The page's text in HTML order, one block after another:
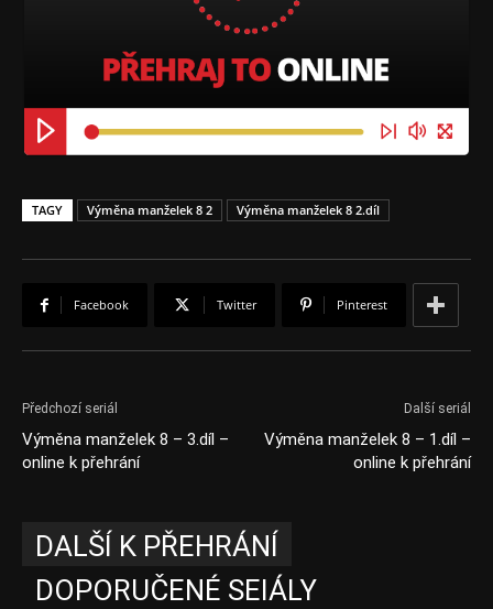
TAGY Výměna manželek 8 2 Výměna manželek 8 2.díl
Facebook Twitter Pinterest
Předchozí seriál
Výměna manželek 8 – 3.díl –
online k přehrání
Další seriál
Výměna manželek 8 – 1.díl –
online k přehrání
DALŠÍ K PŘEHRÁNÍ
DOPORUČENÉ SEIÁLY